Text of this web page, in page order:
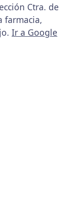
Ctra. de
farmacia,
Ir a Google